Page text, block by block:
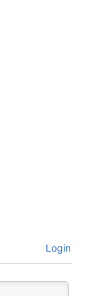
Login